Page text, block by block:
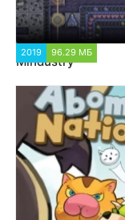
2019 96.29 МБ
Mindustry